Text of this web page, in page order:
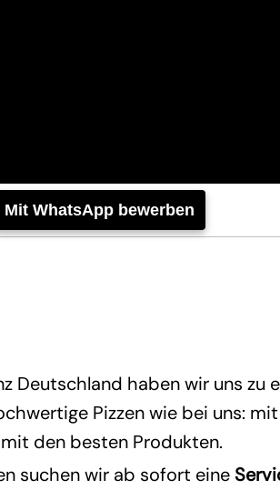
Mit WhatsApp bewerben
Deutschland haben wir uns
Pizzen wie bei uns:
den besten Produkten.
suchen wir ab sofort eine